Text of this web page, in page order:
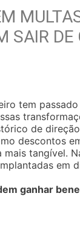
SAIR DE
tem
de
descontos
tangível.
em
ganhar